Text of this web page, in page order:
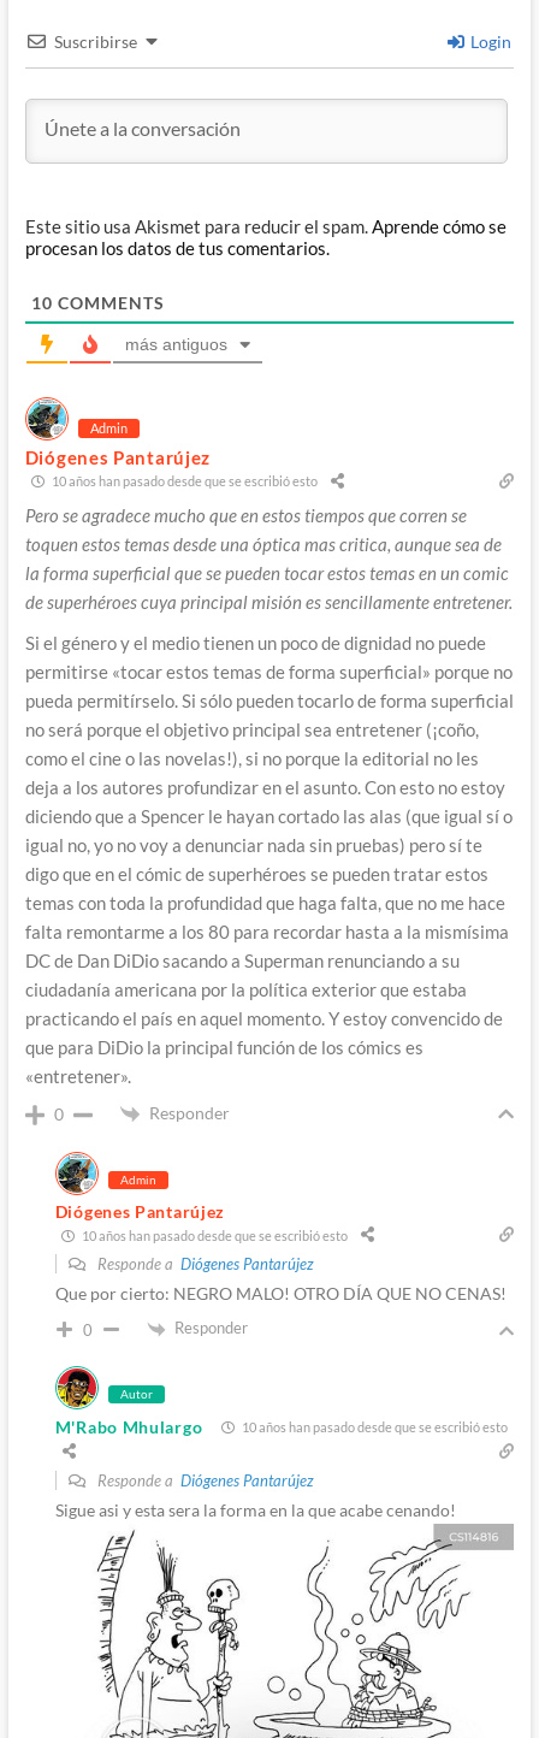
Suscribirse Login
Este sitio usa Akismet para reducir el spam.Aprende cómo se
procesan los datos de tus comentarios.
10 COMMENTS
más antiguos
Admin
Diógenes Pantarújez
10 años han pasado desde que se escribió esto
Pero se agradece mucho que en estos tiempos que corren se
toquen estos temas desde una óptica mas critica, aunque sea de
la forma superficial que se pueden tocar estos temas en un comic
de superhéroes cuya principal misión es sencillamente entretener.
Si el género y el medio tienen un poco de dignidad no puede
permitirse «tocar estos temas de forma superficial» porque no
pueda permitírselo. Si sólo pueden tocarlo de forma superficial
no será porque el objetivo principal sea entretener (¡coño,
como el cine o las novelas!), si no porque la editorial no les
deja a los autores profundizar en el asunto. Con esto no estoy
diciendo que a Spencer le hayan cortado las alas (que igual sí o
igual no, yo no voy a denunciar nada sin pruebas) pero sí te
digo que en el cómic de superhéroes se pueden tratar estos
temas con toda la profundidad que haga falta, que no me hace
falta remontarme a los 80 para recordar hasta a la mismísima
DC de Dan DiDio sacando a Superman renunciando a su
ciudadanía americana por la política exterior que estaba
practicando el país en aquel momento. Y estoy convencido de
que para DiDio la principal función de los cómics es
«entretener».
0 Responder
Admin
Diógenes Pantarújez
10 años han pasado desde que se escribió esto
Responde a Diógenes Pantarújez
Que por cierto: NEGRO MALO! OTRO DÍA QUE NO CENAS!
0 Responder
Autor
M'Rabo Mhulargo 10 años han pasado desde que se escribió esto
Responde a Diógenes Pantarújez
Sigue asi y esta sera la forma en la que acabe cenando!